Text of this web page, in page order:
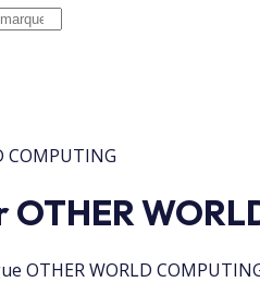
COMPUTING
OTHER
OTHER WORLD